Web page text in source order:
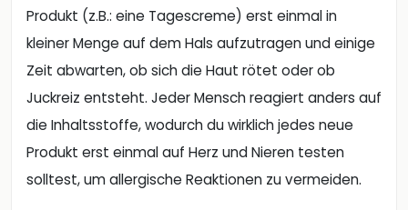
Produkt (z.B.: eine Tagescreme) erst einmal in
kleiner Menge auf dem Hals aufzutragen und einige
Zeit abwarten, ob sich die Haut rötet oder ob
Juckreiz entsteht. Jeder Mensch reagiert anders auf
die Inhaltsstoffe, wodurch du wirklich jedes neue
Produkt erst einmal auf Herz und Nieren testen
solltest, um allergische Reaktionen zu vermeiden.